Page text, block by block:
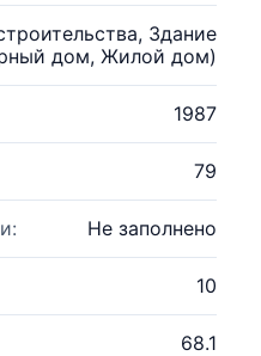
Здание
дом, Жилой дом)
1987
79
Не заполнено
10
68.1